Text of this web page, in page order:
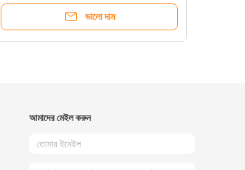
ভালো দাম
আমাদের মেইল ​​করুন